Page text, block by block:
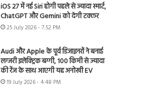
iOS 27 में नई Siri होगी पहले से ज्यादा स्मार्ट,
ChatGPT और Gemini को देगी टक्कर
25 July 2026 - 7:52 PM
Audi और Apple के पूर्व डिजाइनरों ने बनाई
लग्जरी इलेक्ट्रिक बग्गी, 100 किमी से ज्यादा
की रेंज के साथ आएगी यह अनोखी EV
19 July 2026 - 4:48 PM